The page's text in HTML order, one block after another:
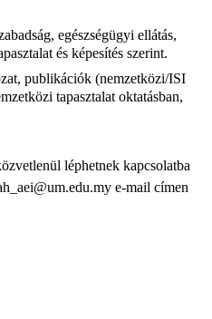
egészségügyi ellátás,
és képesítés szerint.
publikációk (nemzetközi/ISI
tapasztalat oktatásban,
léphetnek kapcsolatba
e-mail címen